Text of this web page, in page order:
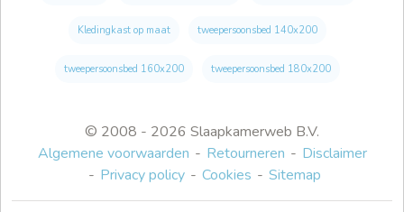
© 2008 - 2026 Slaapkamerweb B.V.
Algemene voorwaarden
Retourneren
Disclaimer
Privacy policy
Cookies Sitemap
Kledingkast op maat tweepersoonsbed 140x200
tweepersoonsbed 160x200 tweepersoonsbed 180x200